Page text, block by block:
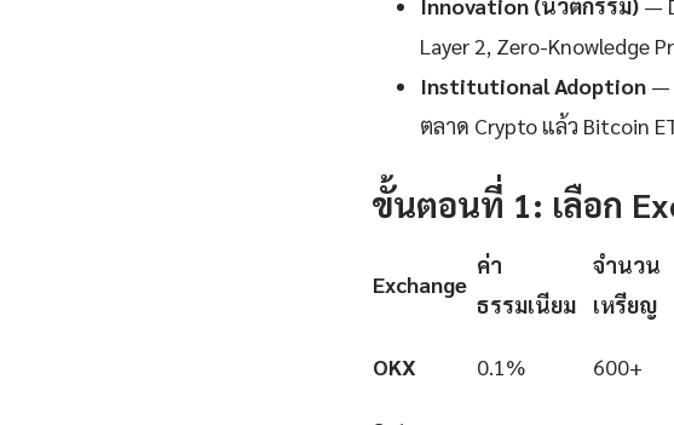
Innovation (นวัตกรรม) —
Layer 2, Zero-Knowledge
Institutional Adoption —
ตลาด Crypto แล้ว Bitcoin
ขั้นตอนที่ 1: เลือก
Exchange
ค่า
ธรรมเนียม
จำนวน
เหรียญ
OKX 0.1% 600+